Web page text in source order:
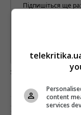
Підпишіться ще
загрузка...
Предыдущий
content
services